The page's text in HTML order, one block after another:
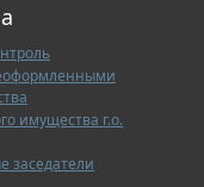
имущества г.о.
заседатели